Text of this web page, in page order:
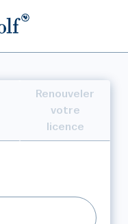
Renouveler
votre
licence